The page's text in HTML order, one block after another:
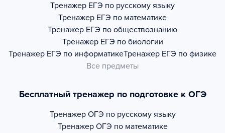
Тренажер ЕГЭ по русскому языку
Тренажер ЕГЭ по математике
Тренажер ЕГЭ по обществознанию
Тренажер ЕГЭ по биологии
Тренажер ЕГЭ по информатикеТренажер ЕГЭ по физике
Все предметы
Бесплатный тренажер по подготовке к ОГЭ
Тренажер ОГЭ по русскому языку
Тренажер ОГЭ по математике